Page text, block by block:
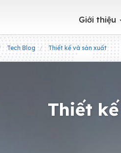
Giới thiệu
Tech Blog Thiết kế và sản xuất
Thiết